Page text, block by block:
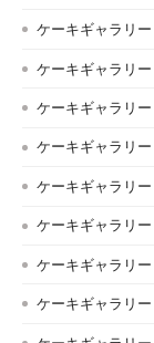
ケーキギャラリ
ケーキギャラリ
ケーキギャラリ
ケーキギャラリ
ケーキギャラリ
ケーキギャラリ
ケーキギャラリ
ケーキギャラリ